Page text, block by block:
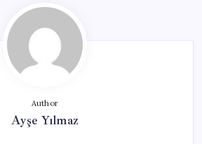
Author
Ayşe Yılmaz